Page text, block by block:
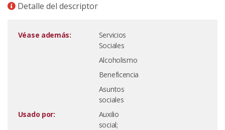
Detalle del descriptor
Véase además:
Servicios
Sociales
Alcoholismo
Beneficencia
Asuntos
sociales
Usado por:
Auxilio
social;